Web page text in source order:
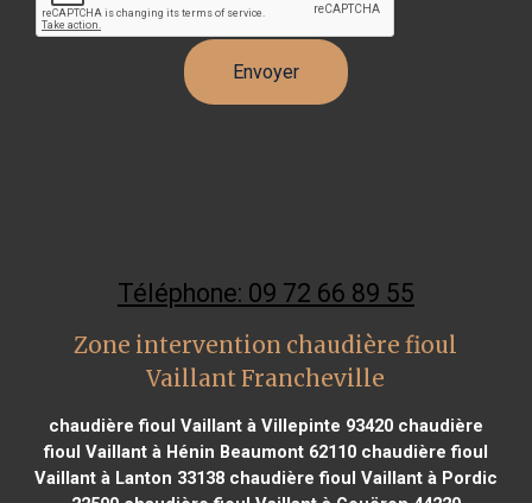
Téléphone: 09 72 66 89 55
Zone intervention chaudière fioul
Vaillant Francheville
chaudière fioul Vaillant à Villepinte 93420chaudière
fioul Vaillant à Hénin Beaumont 62110chaudière fioul
Vaillant à Lanton 33138chaudière fioul Vaillant à Pordic